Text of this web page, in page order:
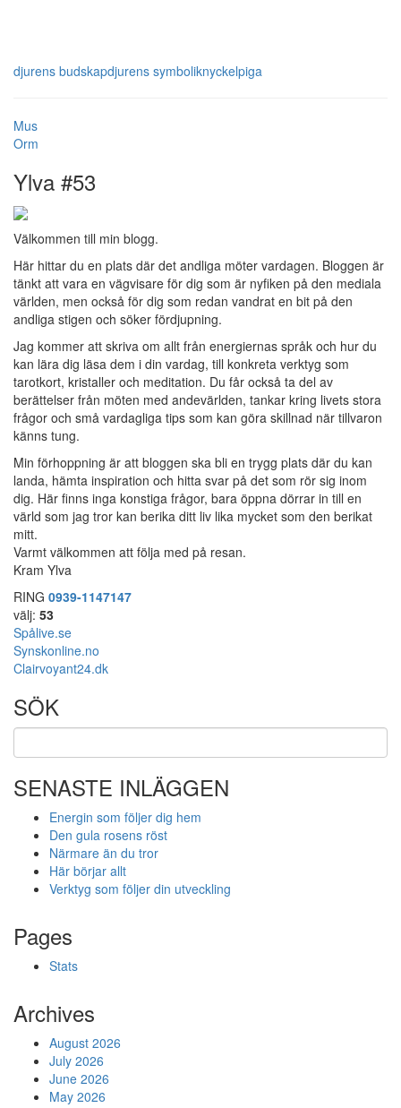
djurens budskapdjurens symboliknyckelpiga
Mus
Orm
Ylva #53
Välkommen till min blogg.
Här hittar du en plats där det andliga möter vardagen. Bloggen är
tänkt att vara en vägvisare för dig som är nyfiken på den mediala
världen, men också för dig som redan vandrat en bit på den
andliga stigen och söker fördjupning.
Jag kommer att skriva om allt från energiernas språk och hur du
kan lära dig läsa dem i din vardag, till konkreta verktyg som
tarotkort, kristaller och meditation. Du får också ta del av
berättelser från möten med andevärlden, tankar kring livets stora
frågor och små vardagliga tips som kan göra skillnad när tillvaron
känns tung.
Min förhoppning är att bloggen ska bli en trygg plats där du kan
landa, hämta inspiration och hitta svar på det som rör sig inom
dig. Här finns inga konstiga frågor, bara öppna dörrar in till en
värld som jag tror kan berika ditt liv lika mycket som den berikat
mitt.
Varmt välkommen att följa med på resan.
Kram Ylva
RING 0939-1147147
välj: 53
Spålive.se
Synskonline.no
Clairvoyant24.dk
SÖK
SENASTE INLÄGGEN
Energin som följer dig hem
Den gula rosens röst
Närmare än du tror
Här börjar allt
Verktyg som följer din utveckling
Pages
Stats
Archives
August 2026
July 2026
June 2026
May 2026